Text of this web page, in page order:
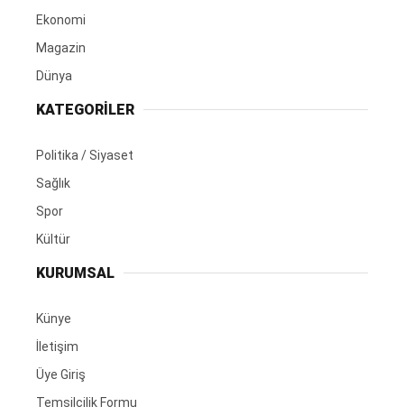
Ekonomi
Magazin
Dünya
KATEGORİLER
Politika / Siyaset
Sağlık
Spor
Kültür
KURUMSAL
Künye
İletişim
Üye Giriş
Temsilcilik Formu